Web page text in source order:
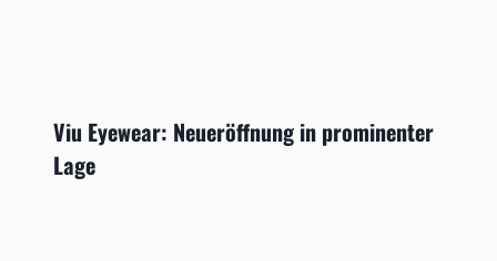
Viu Eyewear: Neueröffnung in prominenter
Lage